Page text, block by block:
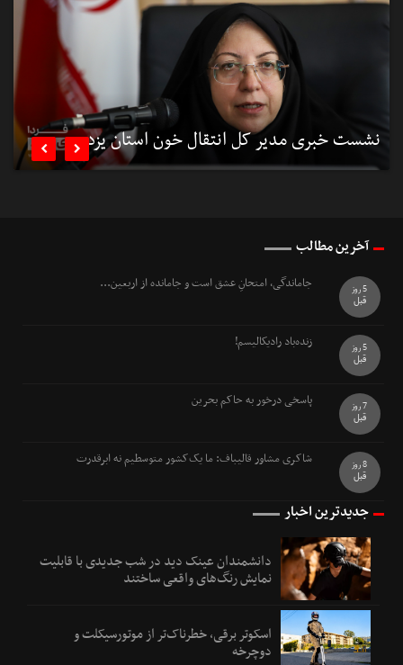
نشست خبری مدیر کل انتقال خون استان یزد  
آخرین مطالب
جاماندگی، امتحانِ عشق است و جامانده از اربعین...
5 روز
قبل
زنده‌باد رادیکالیسم!
5 روز
قبل
پاسخی درخور به حاکم بحرین
7 روز
قبل
شاکری مشاور قالیباف: ما یک‌کشور متوسطیم نه ابرقدرت
8 روز
قبل
جدیدترین اخبار
دانشمندان عینک دید در شب جدیدی با قابلیت
نمایش رنگ‌های واقعی ساختند
اسکوتر برقی، خطرناک‌تر از موتورسیکلت و
دوچرخه